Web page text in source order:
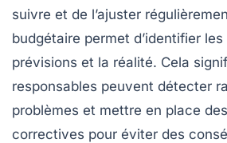
suivre et de l’ajuster
budgétaire permet d’identifier
prévisions et la réalité. Cela
responsables peuvent détecter
problèmes et mettre en place
correctives pour éviter des